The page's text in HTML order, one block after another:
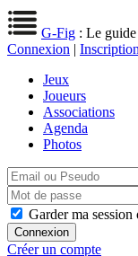
G-Fig : Le
Connexion | Inscription
Jeux
Joueurs
Associations
Agenda
Photos
Garder ma session
Créer un compte